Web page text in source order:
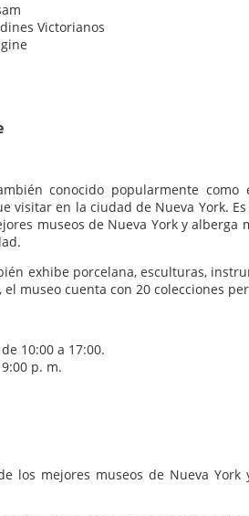
Victorianos
conocido popularmente
visitar en la ciudad de Nueva York.
museos de Nueva York y
exhibe porcelana, esculturas,
museo cuenta con 20 colecciones
10:00 a 17:00.
p. m.
los mejores museos de Nueva